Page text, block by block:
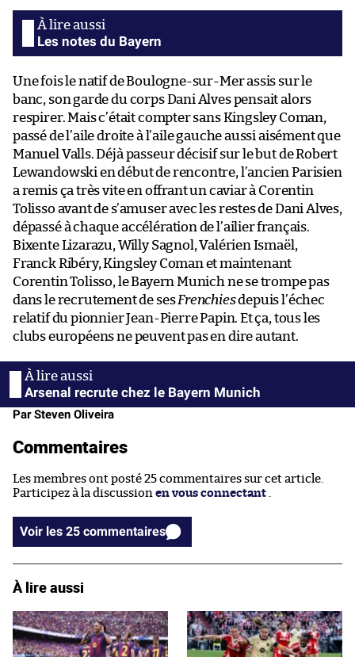
Les notes du Bayern
Une fois le natif de Boulogne-sur-Mer assis sur le
banc, son garde du corps Dani Alves pensait alors
respirer. Mais c’était compter sans Kingsley Coman,
passé de l’aile droite à l’aile gauche aussi aisément que
Manuel Valls. Déjà passeur décisif sur le but de Robert
Lewandowski en début de rencontre, l’ancien Parisien
a remis ça très vite en offrant un caviar à Corentin
Tolisso avant de s’amuser avec les restes de Dani Alves,
dépassé à chaque accélération de l’ailier français.
Bixente Lizarazu, Willy Sagnol, Valérien Ismaël,
Franck Ribéry, Kingsley Coman et maintenant
Corentin Tolisso, le Bayern Munich ne se trompe pas
dans le recrutement de sesFrenchiesdepuis l’échec
relatif du pionnier Jean-Pierre Papin. Et ça, tous les
clubs européens ne peuvent pas en dire autant.
Arsenal recrute chez le Bayern Munich
Par Steven Oliveira
Commentaires
Les membres ont posté 25 commentaires sur cet article.
Participez à la discussion en vous connectant
Voir les 25 commentaires
À lire aussi